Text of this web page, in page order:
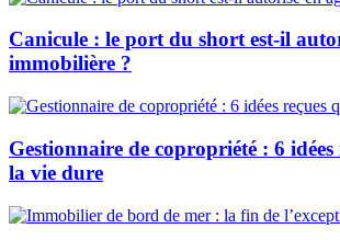
Canicule : le port du short est-il
immobilière ?
Gestionnaire de copropriété : 6
la vie dure